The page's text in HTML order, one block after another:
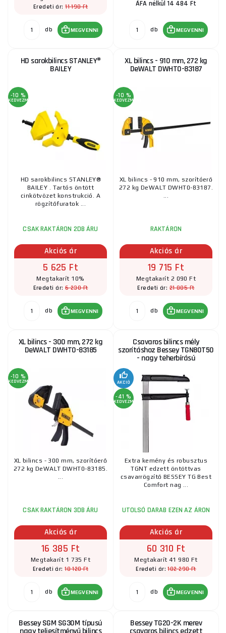
Eredeti ár:11 190 Ft
db MEGVENNI
ÁFA nélkül 14 484 Ft
db MEGVENNI
HD sarokbilincs STANLEY®
BAILEY
-10 %
KEDVEZMÉNY
HD sarokbilincs STANLEY®
BAILEY . Tartós öntött
cinkötvözet konstrukció. A
rögzítőfuratok ...
CSAK RAKTÁRON 2DB ÁRU
Akciós ár
5 625 Ft
Megtakarít 10%
Eredeti ár:6 230 Ft
db MEGVENNI
XL bilincs - 910 mm, 272 kg
DeWALT DWHT0-83187
-10 %
KEDVEZMÉNY
XL bilincs - 910 mm, szorítóerő
272 kg DeWALT DWHT0-83187.
...
RAKTÁRON
Akciós ár
19 715 Ft
Megtakarít 2 090 Ft
Eredeti ár:21 805 Ft
db MEGVENNI
XL bilincs - 300 mm, 272 kg
DeWALT DWHT0-83185
-10 %
KEDVEZMÉNY
XL bilincs - 300 mm, szorítóerő
272 kg DeWALT DWHT0-83185.
...
CSAK RAKTÁRON 3DB ÁRU
Akciós ár
16 385 Ft
Megtakarít 1 735 Ft
Eredeti ár:18 120 Ft
db MEGVENNI
Csavaros bilincs mély
szorításhoz Bessey TGN80T50
- nagy teherbírású
AKCIÓ
-41 %
KEDVEZMÉNY
Extra kemény és robusztus
TGNT edzett öntöttvas
csavarrögzítő BESSEY TG Best
Comfort nag ...
UTOLSÓ DARAB EZEN AZ ÁRON
Akciós ár
60 310 Ft
Megtakarít 41 980 Ft
Eredeti ár:102 290 Ft
db MEGVENNI
Bessey SGM SG30M típusú Bessey TG20-2K merev